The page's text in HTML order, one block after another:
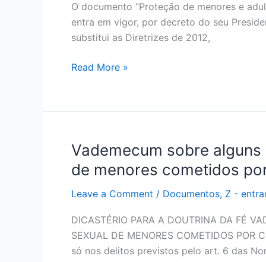
O documento “Proteção de menores e
entra em vigor, por decreto do seu
substitui as Diretrizes de 2012,
Read More »
Vademecum sobre
de menores cometidos
Leave a Comment / Documentos, Z -
DICASTÉRIO PARA A DOUTRINA DA FÉ
SEXUAL DE MENORES COMETIDOS
só nos delitos previstos pelo art. 6 das
Vademecum
sobre
alguns
pontos
procedimento
para
tratar